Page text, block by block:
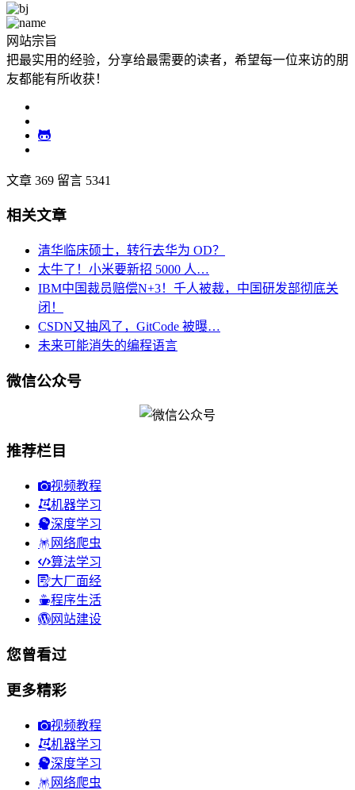
网站宗旨
把最实用的经验，分享给最需要的读者，希望每一位来访的朋
友都能有所收获！
文章 369 留言 5341
相关文章
清华临床硕士，转行去华为 OD？
太牛了！小米要新招 5000 人…
IBM中国裁员赔偿N+3！千人被裁，中国研发部彻底关
闭！
CSDN又抽风了，GitCode 被曝…
未来可能消失的编程语言
微信公众号
推荐栏目
视频教程
机器学习
深度学习
网络爬虫
算法学习
大厂面经
程序生活
网站建设
您曾看过
更多精彩
视频教程
机器学习
深度学习
网络爬虫